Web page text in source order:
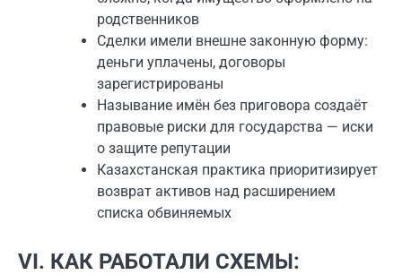
родственников
Сделки имели внешне законную форму:
деньги уплачены, договоры
зарегистрированы
Называние имён без приговора создаёт
правовые риски для государства — иски
о защите репутации
Казахстанская практика приоритизирует
возврат активов над расширением
списка обвиняемых
VI. КАК РАБОТАЛИ СХЕМЫ: